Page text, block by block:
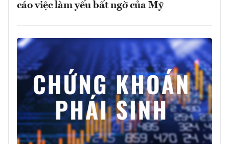
cáo việc làm yếu bất ngờ của Mỹ